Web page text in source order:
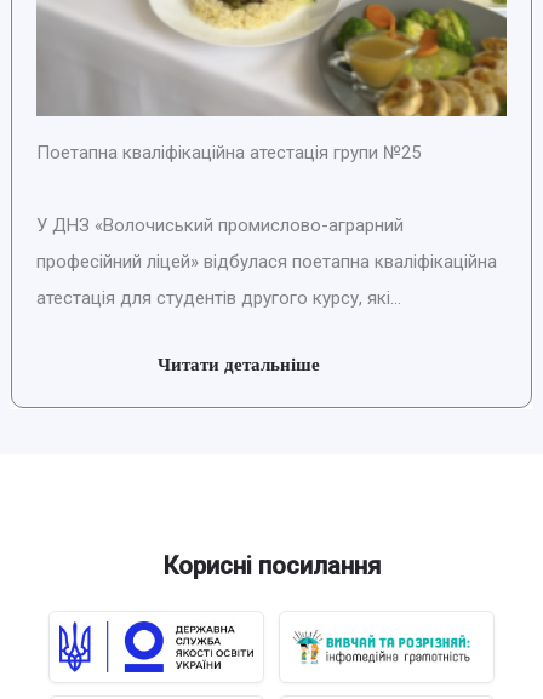
Поетапна кваліфікаційна атестація групи №25
У ДНЗ «Волочиський промислово-аграрний
професійний ліцей» відбулася поетапна кваліфікаційна
атестація для студентів другого курсу, які...
Читати детальніше
Корисні посилання